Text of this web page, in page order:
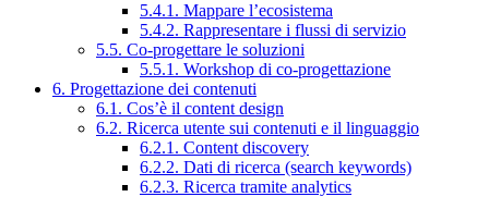
5.4.1. Mappare l’ecosistema
5.4.2. Rappresentare i flussi di servizio
5.5. Co-progettare le soluzioni
5.5.1. Workshop di co-progettazione
6. Progettazione dei contenuti
6.1. Cos’è il content design
6.2. Ricerca utente sui contenuti e il linguaggio
6.2.1. Content discovery
6.2.2. Dati di ricerca (search keywords)
6.2.3. Ricerca tramite analytics